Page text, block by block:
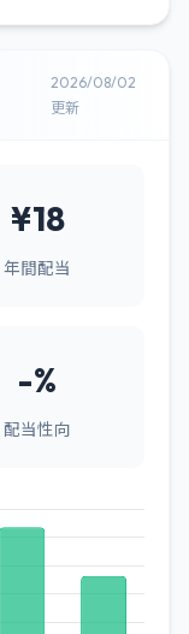
2026/08/02
更新
¥18
年間配当
-%
配当性向